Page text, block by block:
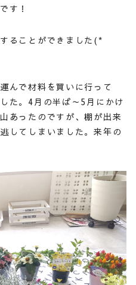
す！
ることができました(*
んで材料を買いに行って
た。4月の半ば～5月にかけ
あったのですが、棚が出来
してしまいました。来年の